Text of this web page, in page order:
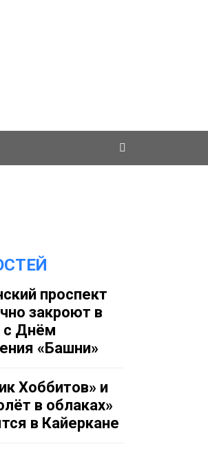
проспект
закроют в
с Днём
«Башни»
Хоббитов» и
в облаках»
в Кайеркане